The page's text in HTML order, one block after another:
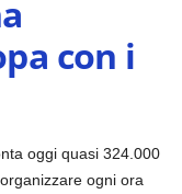
con i
oggi quasi 324.000
ogni ora